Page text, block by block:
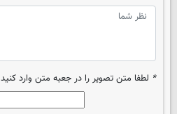
* لطفا متن تصویر را در جعبه متن وارد کنید